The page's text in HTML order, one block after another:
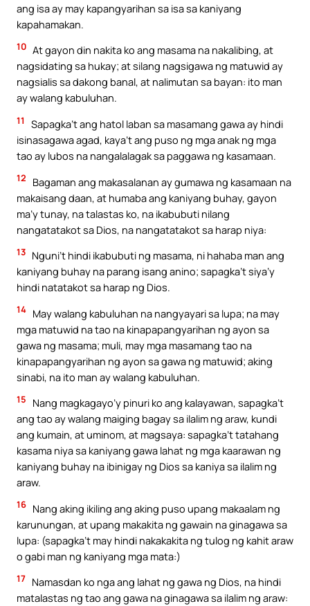
ang isa ay may kapangyarihan sa isa sa kaniyang
kapahamakan.
10 At gayon din nakita ko ang masama na nakalibing, at
nagsidating sa hukay; at silang nagsigawa ng matuwid ay
nagsialis sa dakong banal, at nalimutan sa bayan: ito man
ay walang kabuluhan.
11
Sapagka’t ang hatol laban sa masamang gawa ay hindi
isinasagawa agad, kaya’t ang puso ng mga anak ng mga
tao ay lubos na nangalalagak sa paggawa ng kasamaan.
12
Bagaman ang makasalanan ay gumawa ng kasamaan na
makaisang daan, at humaba ang kaniyang buhay, gayon
ma’y tunay, na talastas ko, na ikabubuti nilang
nangatatakot sa Dios, na nangatatakot sa harap niya:
13 Nguni’t hindi ikabubuti ng masama, ni hahaba man ang
kaniyang buhay na parang isang anino; sapagka’t siya’y
hindi natatakot sa harap ng Dios.
14 May walang kabuluhan na nangyayari sa lupa; na may
mga matuwid na tao na kinapapangyarihan ng ayon sa
gawa ng masama; muli, may mga masamang tao na
kinapapangyarihan ng ayon sa gawa ng matuwid; aking
sinabi, na ito man ay walang kabuluhan.
15
Nang magkagayo’y pinuri ko ang kalayawan, sapagka’t
ang tao ay walang maiging bagay sa ilalim ng araw, kundi
ang kumain, at uminom, at magsaya: sapagka’t tatahang
kasama niya sa kaniyang gawa lahat ng mga kaarawan ng
kaniyang buhay na ibinigay ng Dios sa kaniya sa ilalim ng
araw.
16 Nang aking ikiling ang aking puso upang makaalam ng
karunungan, at upang makakita ng gawain na ginagawa sa
lupa: (sapagka’t may hindi nakakakita ng tulog ng kahit araw
o gabi man ng kaniyang mga mata:)
17 Namasdan ko nga ang lahat ng gawa ng Dios, na hindi
matalastas ng tao ang gawa na ginagawa sa ilalim ng araw: